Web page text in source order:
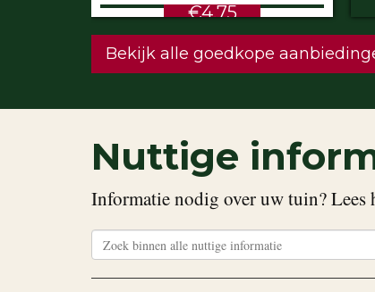
€5.99
Bekijk alle goedkope
Nuttige
Informatie nodig over uw tuin? Lees